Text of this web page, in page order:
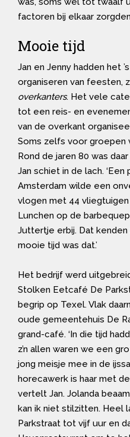
factoren bij elkaar
Mooie tijd
Jan en Jenny hadden het
organiseren van feesten,
overkanters. Het vele
tot een reis- en
van de overkant
Soms zelfs voor groepen
Rond de jaren 80 was
Jan schiet in de lach.
Amsterdam wilde een
vlogen met 44 vliegtuigen
Lunchen op de
Juttertje erbij. Dat
mooie tijd was dat.’
Het bedrijf werd
Stolken Eetcafé De
begrip op Texel. Vlak
oude gemeentehuis De
grand-café. ‘In die tijd
z’n allen waren we een
jong meisje mee in de
horecawerk is haar met
vertelt Jan. Jolanda
kan ik niet stilzitten. Heel
Parkstraat tot vijf uur en